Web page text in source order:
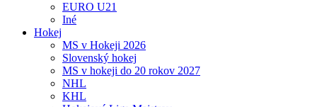
EURO U21
Iné
Hokej
MS v Hokeji 2026
Slovenský hokej
MS v hokeji do 20 rokov 2027
NHL
KHL